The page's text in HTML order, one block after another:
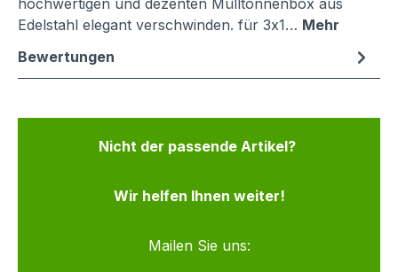
hochwertigen und dezenten Mülltonnenbox aus
Edelstahl elegant verschwinden. für 3x1… Mehr
Bewertungen
Nicht der passende Artikel?
Wir helfen Ihnen weiter!
Mailen Sie uns: